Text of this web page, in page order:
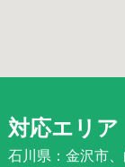
対応エリア
石川県：金沢市